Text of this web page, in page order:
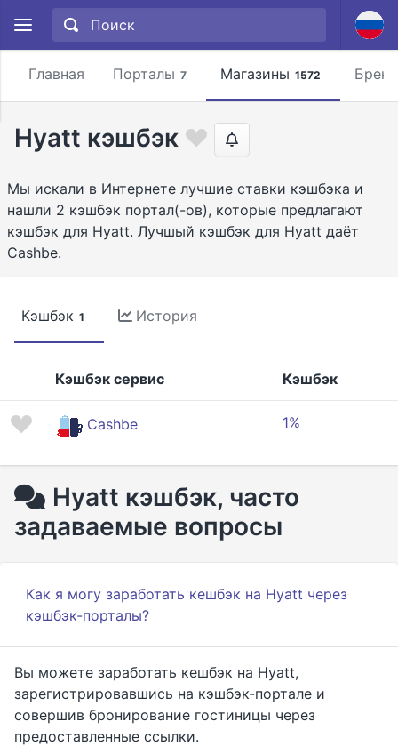
Главная Порталы 7 Магазины 1572
Hyatt кэшбэк
Мы искали в Интернете лучшие ставки кэшбэка и
нашли 2 кэшбэк портал(-ов), которые предлагают
кэшбэк для Hyatt. Лучшый кэшбэк для Hyatt даёт
Cashbe.
Кэшбэк 1 История
Кэшбэк сервис Кэшбэк
Cashbe 1%
Hyatt кэшбэк, часто
задаваемые вопросы
Как я могу заработать кешбэк на Hyatt через
кэшбэк-порталы?
Вы можете заработать кешбэк на Hyatt,
зарегистрировавшись на кэшбэк-портале и
совершив бронирование гостиницы через
предоставленные ссылки.